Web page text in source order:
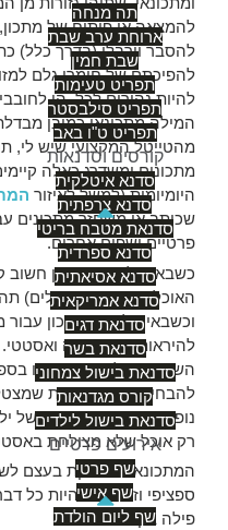
תה מנחה
ארוחת ערב שבת
שבת חמין
תפריט טעימות
תפריט סילבסטר
תפריט ט"ו באב
קורסים וסדנאות
סדנא איטלקית
סדנא צרפתית
סדנאת מטבח בריטי
סדנא ספרדית
סדנא אסיאתית
סדנא אמריקאית
סדנאת דגים
סדנאת בשר
סדנאת בישול צמחוני
קורס מגדנאות
סדנאת בישול לילדים
אירועים פרטיים
שף פרטי
שף אישי
שף ליום הולדת
להמצאה או פיתוח של מתכון,
להסבר וורבלי (בדרך כלל)
להפיכתם של חומרי גלם
להיות נהירים לכל. הן
המילה מתכונאי כמובן
מהטייטל המקצועי שיש
מתכונים ומשדרג כאלה
היומיומית (למשל לאיזור
שכותב או משחזר מתכונים
פרטיים ושפים אחרים.
כשבאים לפתח מתכון חשוב
האוכל שטועמים ואוכלים)
וכשבאים לפתח מתכון עבור
להיראות יפה ומגרה
השנים, אבל אם תדפדפו
להבחין מיד שיש מנות
נופים או אנשים. בשפה של
רק אוכל שלא מצולחת
המתכונאות נחלקת בעצם
ספציפי וזה יכול להיות כל
פילה בקר.